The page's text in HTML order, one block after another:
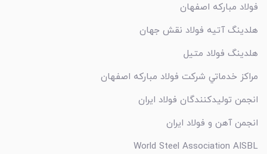
فولاد مبارکه اصفهان
هلدینگ آتیه فولاد نقش جهان
هلدینگ فولاد متیل
مراکز خدماتي شرکت فولاد مبارکه اصفهان
انجمن تولیدکنندگان فولاد ایران
انجمن آهن و فولاد ایران
World Steel Association AISBL